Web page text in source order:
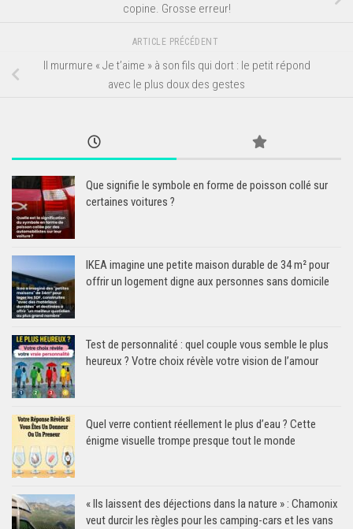
copine. Grosse erreur!
ARTICLE PRÉCÉDENT
Il murmure « Je t’aime » à son fils qui dort : le petit répond
avec le plus doux des gestes
Que signifie le symbole en forme de poisson collé sur
certaines voitures ?
IKEA imagine une petite maison durable de 34 m² pour
offrir un logement digne aux personnes sans domicile
Test de personnalité : quel couple vous semble le plus
heureux ? Votre choix révèle votre vision de l’amour
Quel verre contient réellement le plus d’eau ? Cette
énigme visuelle trompe presque tout le monde
« Ils laissent des déjections dans la nature » : Chamonix
veut durcir les règles pour les camping-cars et les vans